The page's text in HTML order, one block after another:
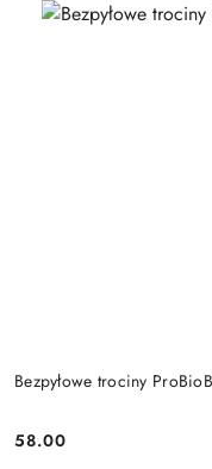
Bezpyłowe trociny
Cena:
58.00